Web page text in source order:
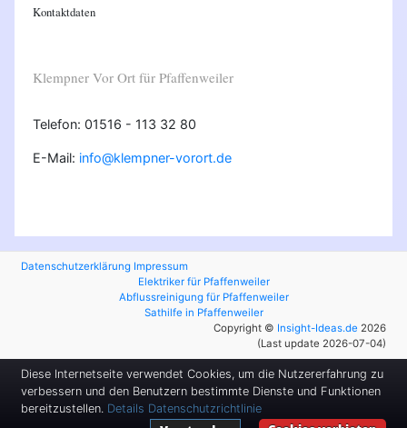
Kontaktdaten
Klempner Vor Ort für Pfaffenweiler
Telefon: 01516 - 113 32 80
E-Mail: info@klempner-vorort.de
Datenschutzerklärung Impressum
Elektriker für Pfaffenweiler
Abflussreinigung für Pfaffenweiler
Sathilfe in Pfaffenweiler
Copyright © Insight-Ideas.de 2026
(Last update 2026-07-04)
Diese Internetseite verwendet Cookies, um die Nutzererfahrung zu
verbessern und den Benutzern bestimmte Dienste und Funktionen
bereitzustellen. Details Datenschutzrichtlinie